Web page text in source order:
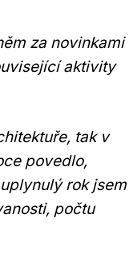
za novinkami
aktivity
tak v
povedlo,
rok jsem
počtu